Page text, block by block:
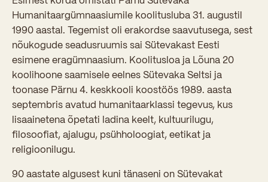
Raamatukogu
Huvitegevus
Järelevalve
Humanitaargümnaasiumile koolitusluba 31. augustil
1990 aastal. Tegemist oli erakordse saavutusega, sest
nõukogude seadusruumis sai Sütevakast Eesti
esimene eragümnaasium. Koolitusloa ja Lõuna 20
koolihoone saamisele eelnes Sütevaka Seltsi ja
toonase Pärnu 4. keskkooli koostöös 1989. aasta
septembris avatud humanitaarklassi tegevus, kus
lisaainetena õpetati ladina keelt, kultuurilugu,
filosoofiat, ajalugu, psühholoogiat, eetikat ja
religioonilugu.
90 aastate algusest kuni tänaseni on Sütevakat